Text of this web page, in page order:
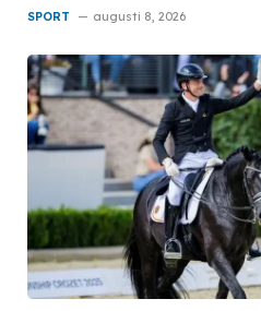
SPORT augusti 8, 2026